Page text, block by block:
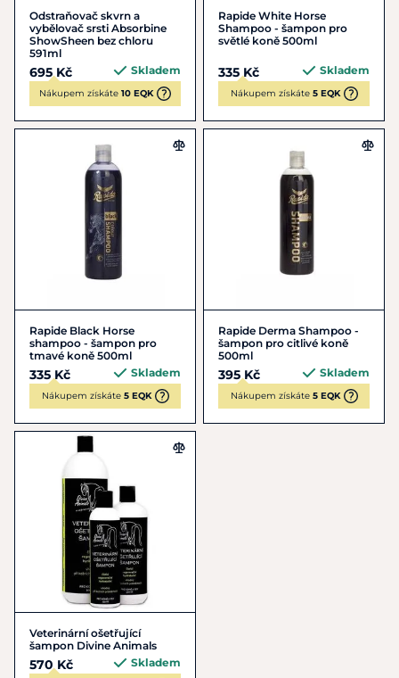
Odstraňovač skvrn a
vybělovač srsti Absorbine
ShowSheen bez chloru
591ml
695 Kč Skladem
Nákupem získáte 10 EQK
Rapide White Horse
Shampoo - šampon pro
světlé koně 500ml
335 Kč Skladem
Nákupem získáte 5 EQK
Rapide Black Horse
shampoo - šampon pro
tmavé koně 500ml
335 Kč Skladem
Nákupem získáte 5 EQK
Rapide Derma Shampoo -
šampon pro citlivé koně
500ml
395 Kč Skladem
Nákupem získáte 5 EQK
Veterinární ošetřující
šampon Divine Animals
570 Kč Skladem